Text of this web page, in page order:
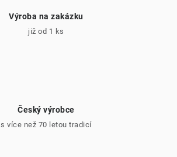
Výroba na zakázku
již od 1 ks
Český výrobce
s více než 70 letou tradicí